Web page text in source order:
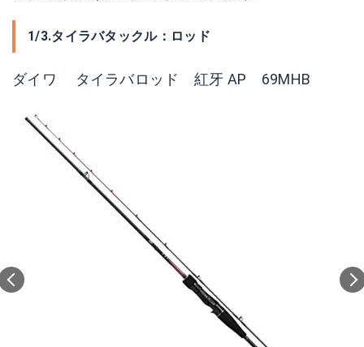
1/3.タイラバタックル：ロッド
ダイワ タイラバロッド 紅牙 AP 69MHB